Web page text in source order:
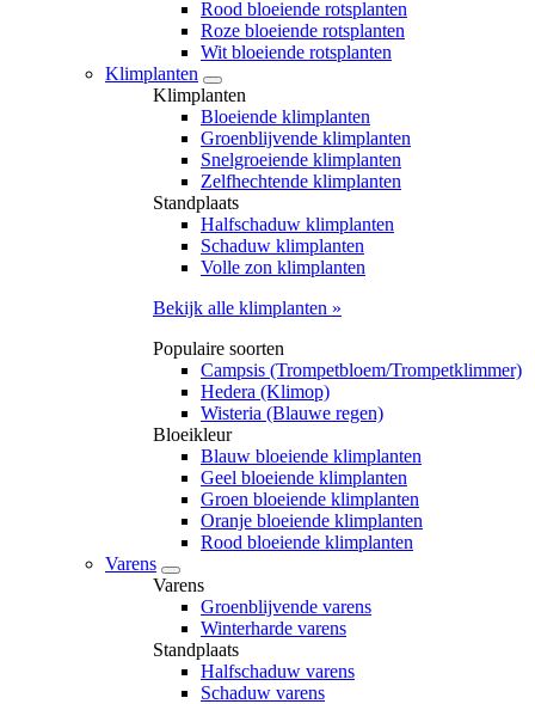
Rood bloeiende rotsplanten
Roze bloeiende rotsplanten
Wit bloeiende rotsplanten
Klimplanten
Klimplanten
Bloeiende klimplanten
Groenblijvende klimplanten
Snelgroeiende klimplanten
Zelfhechtende klimplanten
Standplaats
Halfschaduw klimplanten
Schaduw klimplanten
Volle zon klimplanten
Bekijk alle klimplanten »
Populaire soorten
Campsis (Trompetbloem/Trompetklimmer)
Hedera (Klimop)
Wisteria (Blauwe regen)
Bloeikleur
Blauw bloeiende klimplanten
Geel bloeiende klimplanten
Groen bloeiende klimplanten
Oranje bloeiende klimplanten
Rood bloeiende klimplanten
Varens
Varens
Groenblijvende varens
Winterharde varens
Standplaats
Halfschaduw varens
Schaduw varens